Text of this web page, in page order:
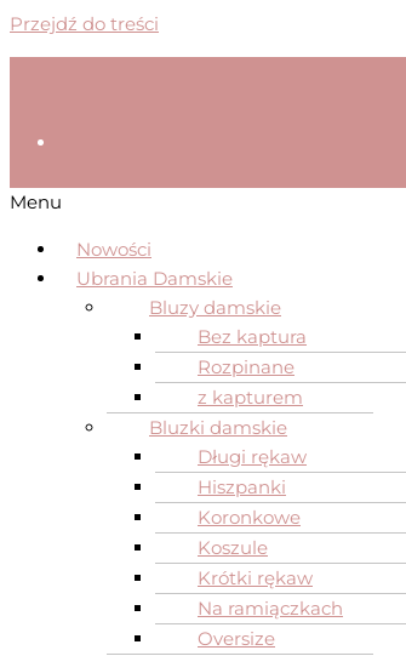
Przejdź do treści
Menu
Nowości
Ubrania Damskie
Bluzy damskie
Bez kaptura
Rozpinane
z kapturem
Bluzki damskie
Długi rękaw
Hiszpanki
Koronkowe
Koszule
Krótki rękaw
Na ramiączkach
Oversize